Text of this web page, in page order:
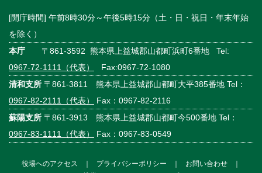
[開庁時間] 午前8時30分～午後5時15分（土・日・祝日・年末年始
を除く）
本庁 〒861-3592 熊本県上益城郡山都町浜町6番地 Tel:
0967-72-1111（代表）
Fax:0967-72-1080
清和支所 〒861-3811 熊本県上益城郡山都町大平385番地 Tel：
0967-82-2111（代表）
Fax：0967-82-2116
蘇陽支所 〒861-3913 熊本県上益城郡山都町今500番地 Tel：
0967-83-1111（代表）
Fax：0967-83-0549
役場へのアクセス ｜ プライバシーポリシー ｜ お問い合わせ
｜